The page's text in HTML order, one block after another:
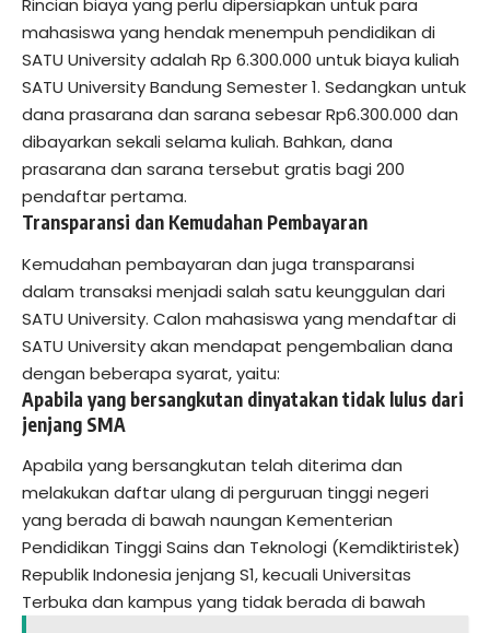
Rincian biaya yang perlu dipersiapkan untuk para
mahasiswa yang hendak menempuh pendidikan di
SATU University adalah Rp 6.300.000 untuk biaya kuliah
SATU University Bandung Semester 1. Sedangkan untuk
dana prasarana dan sarana sebesar Rp6.300.000 dan
dibayarkan sekali selama kuliah. Bahkan, dana
prasarana dan sarana tersebut gratis bagi 200
pendaftar pertama.
Transparansi dan Kemudahan Pembayaran
Kemudahan pembayaran dan juga transparansi
dalam transaksi menjadi salah satu keunggulan dari
SATU University. Calon mahasiswa yang mendaftar di
SATU University akan mendapat pengembalian dana
dengan beberapa syarat, yaitu:
Apabila yang bersangkutan dinyatakan tidak lulus dari
jenjang SMA
Apabila yang bersangkutan telah diterima dan
melakukan daftar ulang di perguruan tinggi negeri
yang berada di bawah naungan Kementerian
Pendidikan Tinggi Sains dan Teknologi (Kemdiktiristek)
Republik Indonesia jenjang S1, kecuali Universitas
Terbuka dan kampus yang tidak berada di bawah